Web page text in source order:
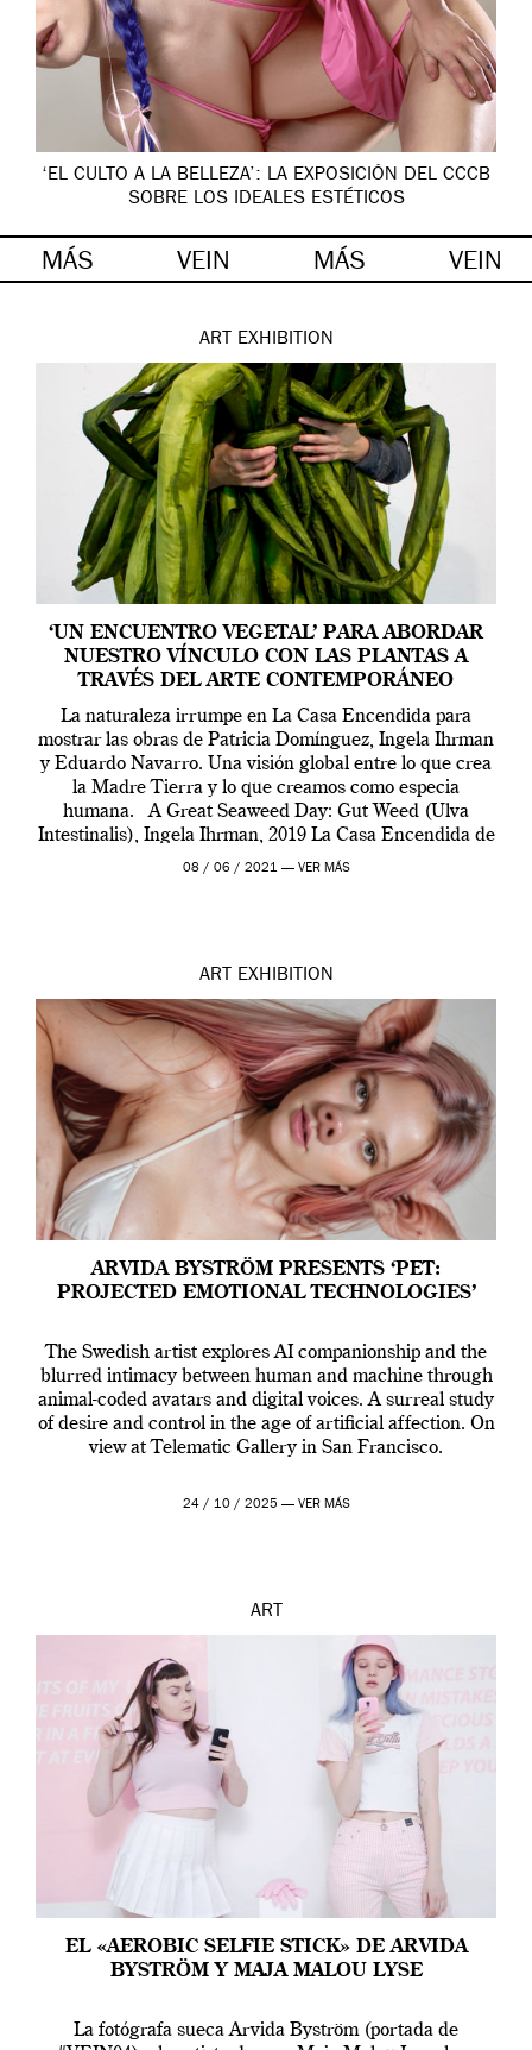
‘EL CULTO A LA BELLEZA’: LA EXPOSICIÓN DEL CCCB
SOBRE LOS IDEALES ESTÉTICOS
MÁS VEIN MÁS VEIN
ART EXHIBITION
‘UN ENCUENTRO VEGETAL’ PARA ABORDAR
NUESTRO VÍNCULO CON LAS PLANTAS A
TRAVÉS DEL ARTE CONTEMPORÁNEO
La naturaleza irrumpe en La Casa Encendida para
mostrar las obras de Patricia Domínguez, Ingela Ihrman
y Eduardo Navarro. Una visión global entre lo que crea
la Madre Tierra y lo que creamos como especia
humana. A Great Seaweed Day: Gut Weed (Ulva
Intestinalis), Ingela Ihrman, 2019 La Casa Encendida de
Madrid y la Wellcome […]
08 / 06 / 2021 — VER MÁS
ART EXHIBITION
ARVIDA BYSTRÖM PRESENTS ‘PET:
PROJECTED EMOTIONAL TECHNOLOGIES’
The Swedish artist explores AI companionship and the
blurred intimacy between human and machine through
animal-coded avatars and digital voices. A surreal study
of desire and control in the age of artificial affection. On
view at Telematic Gallery in San Francisco.
24 / 10 / 2025 — VER MÁS
ART
EL «AEROBIC SELFIE STICK» DE ARVIDA
BYSTRÖM Y MAJA MALOU LYSE
La fotógrafa sueca Arvida Byström (portada de